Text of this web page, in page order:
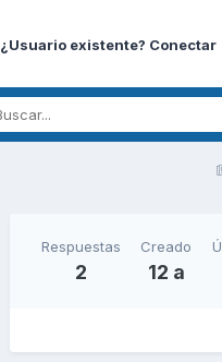
¿Usuario existente? Conectar
Respuestas
2
Creado
12 a